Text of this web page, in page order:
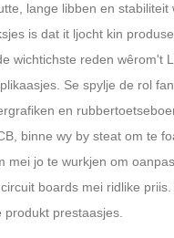
lange libben en
is dat it ljocht kin
wichtichste reden wêrom't
Se spylje de rol
en
binne wy ​​by steat om te
jo te wurkjen om
boards mei ridlike
prestaasjes.